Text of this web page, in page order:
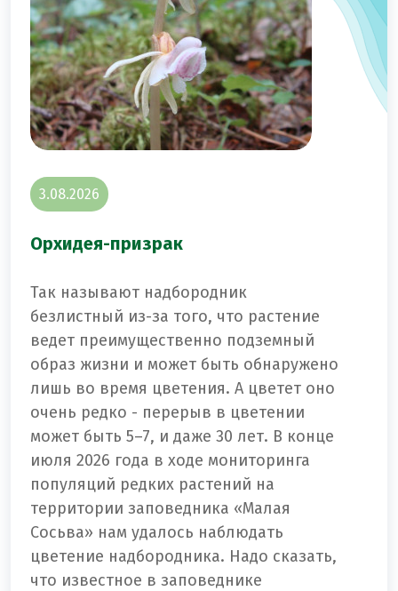
3.08.2026
Орхидея-призрак
Так называют надбородник
безлистный из-за того, что растение
ведет преимущественно подземный
образ жизни и может быть обнаружено
лишь во время цветения. А цветет оно
очень редко - перерыв в цветении
может быть 5–7, и даже 30 лет. В конце
июля 2026 года в ходе мониторинга
популяций редких растений на
территории заповедника «Малая
Сосьва» нам удалось наблюдать
цветение надбородника. Надо сказать,
что известное в заповеднике